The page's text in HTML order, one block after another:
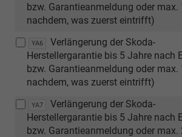
bzw. Garantieanmeldung oder max.
nachdem, was zuerst eintrifft)
YA6
Verlängerung der Skoda-
Herstellergarantie bis 5 Jahre nach
bzw. Garantieanmeldung oder max.
nachdem, was zuerst eintrifft)
YA7
Verlängerung der Skoda-
Herstellergarantie bis 5 Jahre nach
bzw. Garantieanmeldung oder max.